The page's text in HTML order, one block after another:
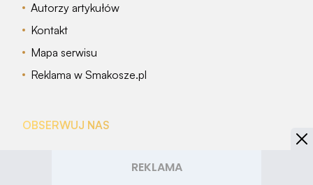
Autorzy artykułów
Kontakt
Mapa serwisu
Reklama w Smakosze.pl
OBSERWUJ NAS